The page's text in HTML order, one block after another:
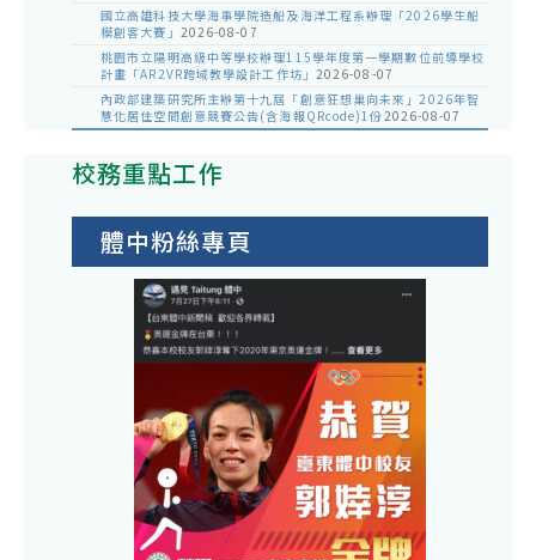
國立高雄科技大學海事學院造船及海洋工程系辦理「2026學生船
模創客大賽」 2026-08-07
桃園市立陽明高級中等學校辦理115學年度第一學期數位前導學校
計畫「AR2VR跨域教學設計工作坊」 2026-08-07
內政部建築研究所主辦第十九屆「創意狂想巢向未來」2026年智
慧化居住空間創意競賽公告(含海報QRcode)1份2026-08-07
校務重點工作
體中粉絲專頁